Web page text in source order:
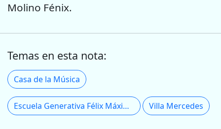
Molino Fénix.
Temas en esta nota:
Casa de la Música
Escuela Generativa Félix Máximo María Villa Mercedes